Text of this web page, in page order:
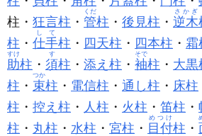
柱・ 狂言柱 ・ 管
くだ
柱 ・ 後見柱 ・ 逆木
さかぎ
柱 ・ 仕手
して
柱 ・ 四天柱 ・ 四本柱 ・ 霜
助
すけ
柱 ・ 須
す
柱 ・ 添え柱 ・ 袖
そで
柱 ・ 大黒
柱 ・ 束
つか
柱 ・ 電信柱 ・ 通し柱 ・ 床柱
柱 ・ 控え柱 ・ 人柱 ・ 火柱 ・ 笛柱 ・
柱 ・ 丸柱 ・ 水柱 ・ 宮柱 ・ 目付
めつけ
柱 ・